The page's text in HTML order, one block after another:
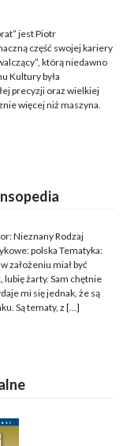
jest Piotr
część swojej kariery
którą niedawno
Kultury była
precyzji oraz wielkiej
więcej niż maszyna.
Nieznany Rodzaj
polska Tematyka:
założeniu miał być
lubię żarty. Sam chętnie
mi się jednak, że są
Są tematy, z […]